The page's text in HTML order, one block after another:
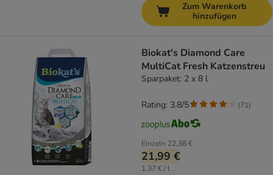
Zum Warenkorb
hinzufügen
Biokat's Diamond Care
MultiCat Fresh Katzenstreu
Sparpaket: 2 x 8 l
Einzeln 22,38 €
21,99 €
1,37 € / l
Rating: 3.8/5 (71)